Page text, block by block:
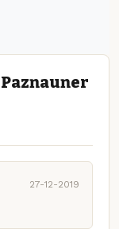
27-12-2019